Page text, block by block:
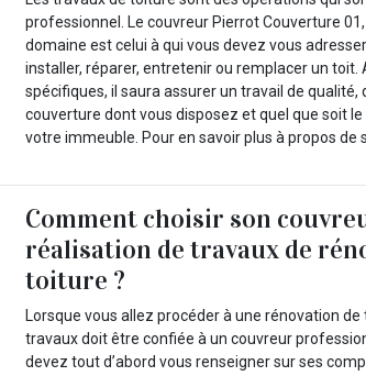
professionnel. Le couvreur Pierrot Couverture
domaine est celui à qui vous devez vous
installer, réparer, entretenir ou remplacer un
spécifiques, il saura assurer un travail de qualité,
couverture dont vous disposez et quel que soit
votre immeuble. Pour en savoir plus à propos de
Comment choisir son
réalisation de travaux de
toiture ?
Lorsque vous allez procéder à une rénovation
travaux doit être confiée à un couvreur
devez tout d’abord vous renseigner sur ses